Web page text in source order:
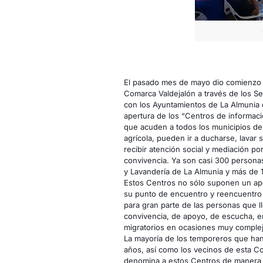
El pasado mes de mayo dio
Comarca Valdejalón a través de los
con los Ayuntamientos de La
apertura de los “Centros de
que acuden a todos los municipios
agrícola, pueden ir a ducharse, lavar
recibir atención social y mediación
convivencia. Ya son casi 300
y Lavandería de La Almunia y más de
Estos Centros no sólo suponen un
su punto de encuentro y
para gran parte de las personas que
convivencia, de apoyo, de escucha,
migratorios en ocasiones muy
La mayoría de los temporeros que
años, así como los vecinos de esta
denomina a estos Centros de